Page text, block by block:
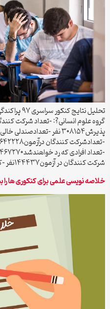
شرکت کنندگان در آزمون۱۴۴۴۳۷نفر -کل ظرفیت پذیرش […]
خلاصه نویسی علمی برای کنکوری ها را